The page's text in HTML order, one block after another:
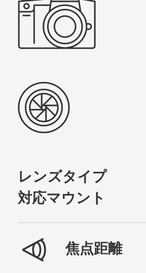
レンズタイプ
対応マウント
焦点距離